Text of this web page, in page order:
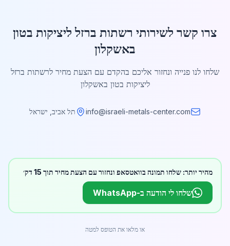
צרו קשר לשירותי רשתות ברזל ליציקות בטון
באשקלון
שלחו לנו פנייה ונחזור אליכם בהקדם עם הצעת מחיר לרשתות ברזל
ליציקות בטון באשקלון
info@israeli-metals-center.com תל אביב, ישראל
מהיר יותר: שלחו תמונה בוואטסאפ ונחזור עם הצעת מחיר תוך 15 דק׳
שלחו לי הודעה ב-WhatsApp
או מלאו את הטופס למטה